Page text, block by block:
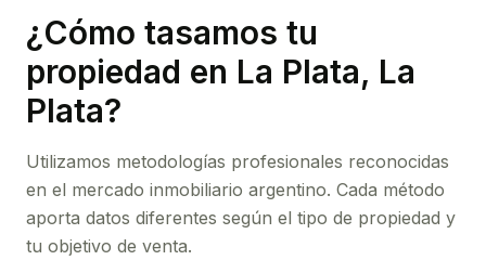
¿Cómo tasamos tu
propiedad en La Plata, La
Plata?
Utilizamos metodologías profesionales reconocidas
en el mercado inmobiliario argentino. Cada método
aporta datos diferentes según el tipo de propiedad y
tu objetivo de venta.